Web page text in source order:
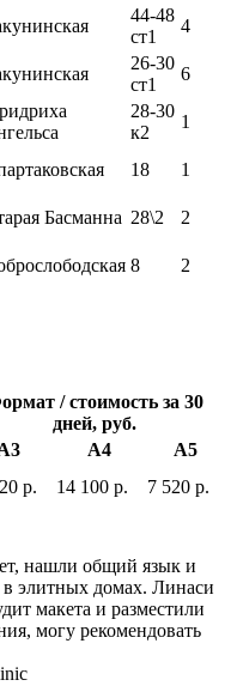
44-48
ст1
4
26-30
ст1
6
28-30
к2
1
18 1
Басманна 28\2 2
8
2
/ стоимость за 30
дней, руб.
А4
А5
р. 14 100 р.
7 520 р.
нашли общий язык и
в элитных домах. Линаси
макета и разместили
могу рекомендовать